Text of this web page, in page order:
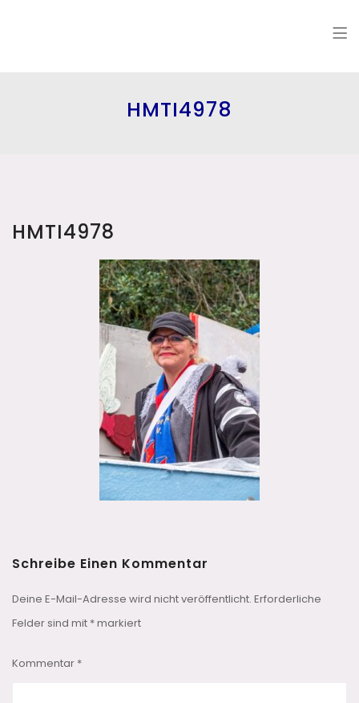
HMTI4978
HMTI4978
Schreibe Einen Kommentar
Deine E-Mail-Adresse wird nicht veröffentlicht. Erforderliche
Felder sind mit *markiert
Kommentar *